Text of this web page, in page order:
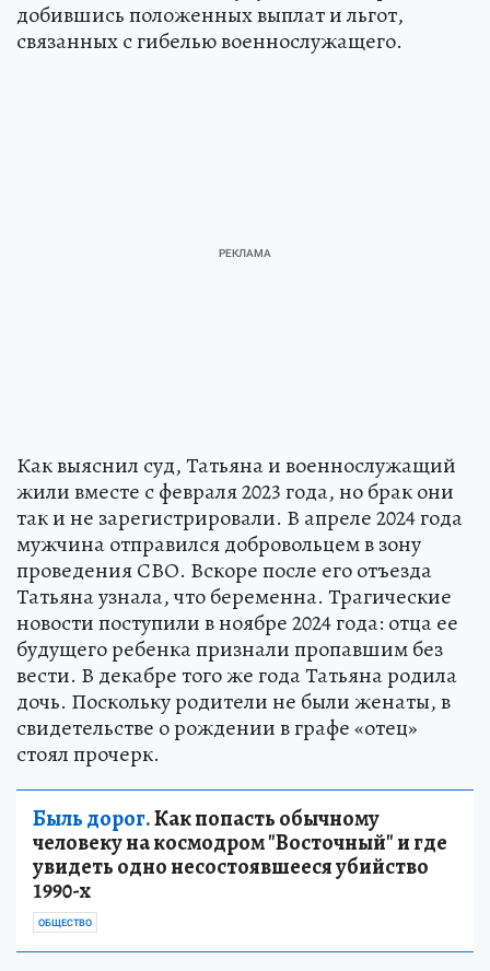
добившись положенных выплат и льгот,
связанных с гибелью военнослужащего.
Как выяснил суд, Татьяна и военнослужащий
жили вместе с февраля 2023 года, но брак они
так и не зарегистрировали. В апреле 2024 года
мужчина отправился добровольцем в зону
проведения СВО. Вскоре после его отъезда
Татьяна узнала, что беременна. Трагические
новости поступили в ноябре 2024 года: отца ее
будущего ребенка признали пропавшим без
вести. В декабре того же года Татьяна родила
дочь. Поскольку родители не были женаты, в
свидетельстве о рождении в графе «отец»
стоял прочерк.
Быль дорог.Как попасть обычному
человеку на космодром "Восточный" и где
увидеть одно несостоявшееся убийство
1990-х
ОБЩЕСТВО